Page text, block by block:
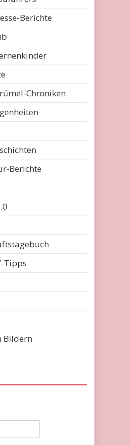
Berichte
Chroniken
Berichte
Tipps
Bildern